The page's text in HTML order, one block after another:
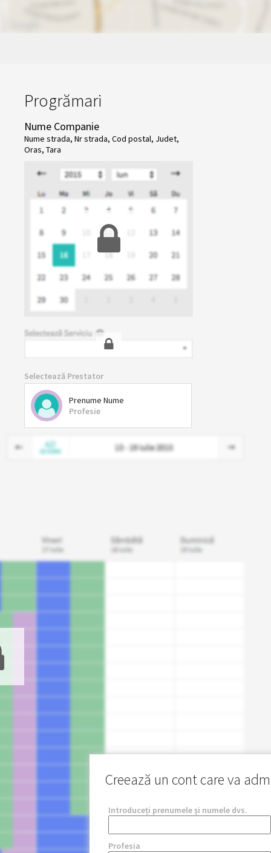
Progrămari
Nume Companie
Nume strada, Nr strada, Cod postal, Judet,
Oras, Tara
Selectează Prestator
Prenume Nume
Profesie
Creează un cont care va
Introduceți prenumele și numele dvs.
Profesia